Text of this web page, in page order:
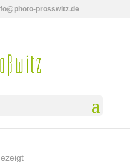
prosswitz.de
Nach